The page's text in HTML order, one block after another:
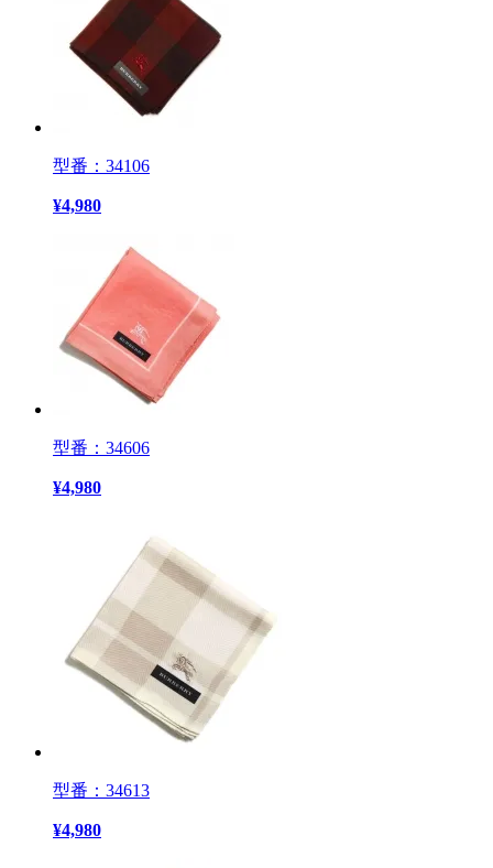
型番：34106
¥4,980
型番：34606
¥4,980
型番：34613
¥4,980